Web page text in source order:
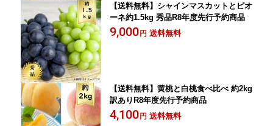
【送料無料】シャインマスカットとピオ
ーネ約1.5kg 秀品R8年度先行予約商品
9,000 円 送料無料
【送料無料】黄桃と白桃食べ比べ 約2kg
訳ありR8年度先行予約商品
4,100 円 送料無料